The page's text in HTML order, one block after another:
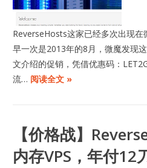
ReverseHosts这家已经多次出现
早一次是2013年的8月，微魔发现
文介绍的促销，凭借优惠码：
流… 阅读全文 »
【价格战】
内存VPS，年付12